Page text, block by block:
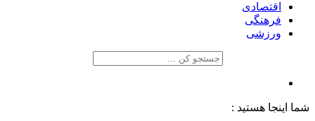
اقتصادی
فرهنگی
ورزشی
شما اینجا هستید :